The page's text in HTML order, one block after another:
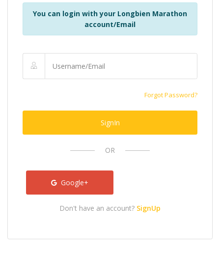
You can login with your Longbien Marathon
account/Email
Forgot Password?
SignIn
OR
Google+
Don't have an account? SignUp